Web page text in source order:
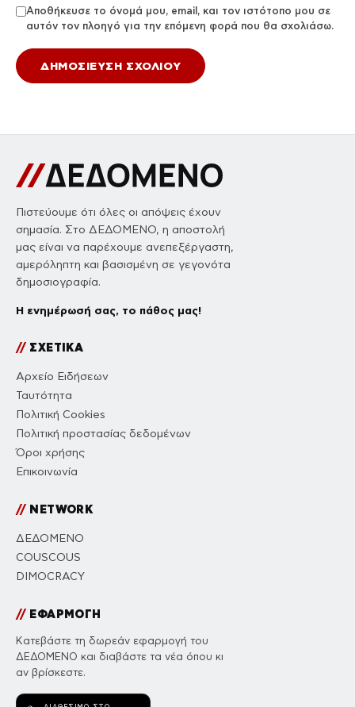
Αποθήκευσε το όνομά μου, email, και τον ιστότοπο μου σε
αυτόν τον πλοηγό για την επόμενη φορά που θα σχολιάσω.
Πιστεύουμε ότι όλες οι απόψεις έχουν
σημασία. Στο ΔΕΔΟΜΕΝΟ, η αποστολή
μας είναι να παρέχουμε ανεπεξέργαστη,
αμερόληπτη και βασισμένη σε γεγονότα
δημοσιογραφία.
Η ενημέρωσή σας, το πάθος μας!
//ΣΧΕΤΙΚΑ
Αρχείο Ειδήσεων
Ταυτότητα
Πολιτική Cookies
Πολιτική προστασίας δεδομένων
Όροι χρήσης
Επικοινωνία
//NETWORK
ΔΕΔΟΜΕΝΟ
COUSCOUS
DIMOCRACY
//ΕΦΑΡΜΟΓΗ
Κατεβάστε τη δωρεάν εφαρμογή του
ΔΕΔΟΜΕΝΟ και διαβάστε τα νέα όπου κι
αν βρίσκεστε.